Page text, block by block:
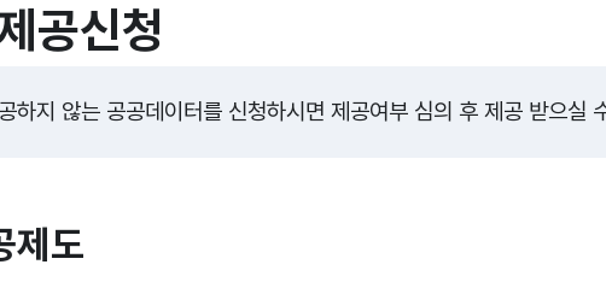
공신청
하지 않는 공공데이터를 신청하시면 제공여부 심의 후 제공 받으실
제도